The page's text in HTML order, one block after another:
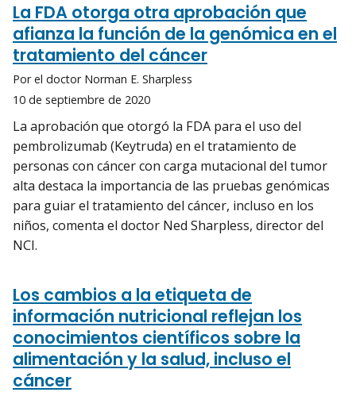
La FDA otorga otra aprobación que
afianza la función de la genómica en el
tratamiento del cáncer
Por el doctor Norman E. Sharpless
10 de septiembre de 2020
La aprobación que otorgó la FDA para el uso del
pembrolizumab (Keytruda) en el tratamiento de
personas con cáncer con carga mutacional del tumor
alta destaca la importancia de las pruebas genómicas
para guiar el tratamiento del cáncer, incluso en los
niños, comenta el doctor Ned Sharpless, director del
NCI.
Los cambios a la etiqueta de
información nutricional reflejan los
conocimientos científicos sobre la
alimentación y la salud, incluso el
cáncer